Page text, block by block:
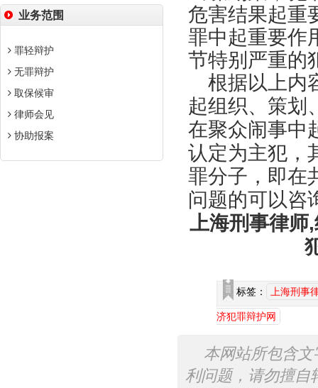
业务范围
罪轻辩护
无罪辩护
取保候审
律师会见
协助报案
危害结果起重
罪中起重要作
节特别严重的
根据以上内
起组织、策划
在聚众闹事中
认定为主犯，
罪分子，即在
问题的可以咨
上海刑事律师
标签： 上海刑事
济犯罪辩护网
本网站所包含
利问题，请勿擅自